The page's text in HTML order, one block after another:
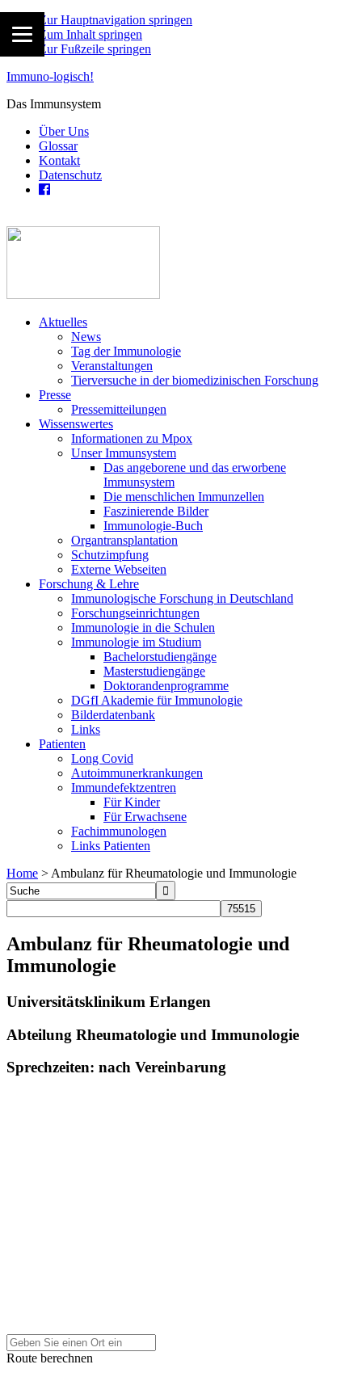
Zur Hauptnavigation springen
Zum Inhalt springen
Zur Fußzeile springen
Immuno-logisch!
Das Immunsystem
Über Uns
Glossar
Kontakt
Datenschutz
Aktuelles
News
Tag der Immunologie
Veranstaltungen
Tierversuche in der biomedizinischen Forschung
Presse
Pressemitteilungen
Wissenswertes
Informationen zu Mpox
Unser Immunsystem
Das angeborene und das erworbene
Immunsystem
Die menschlichen Immunzellen
Faszinierende Bilder
Immunologie-Buch
Organtransplantation
Schutzimpfung
Externe Webseiten
Forschung & Lehre
Immunologische Forschung in Deutschland
Forschungseinrichtungen
Immunologie in die Schulen
Immunologie im Studium
Bachelorstudiengänge
Masterstudiengänge
Doktorandenprogramme
DGfI Akademie für Immunologie
Bilderdatenbank
Links
Patienten
Long Covid
Autoimmunerkrankungen
Immundefektzentren
Für Kinder
Für Erwachsene
Fachimmunologen
Links Patienten
Home > Ambulanz für Rheumatologie und Immunologie
Ambulanz für Rheumatologie und
Immunologie
Universitätsklinikum Erlangen
Abteilung Rheumatologie und Immunologie
Sprechzeiten: nach Vereinbarung
Route berechnen